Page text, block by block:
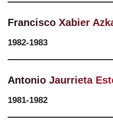
Francisco Xabier
1982-1983
Antonio Jaurrieta
1981-1982